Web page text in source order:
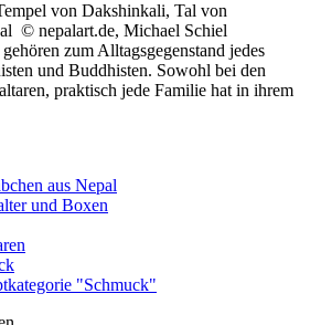
von Dakshinkali, Tal von
© nepalart.de, Michael Schiel
zum Alltagsgegenstand jedes
und Buddhisten. Sowohl bei den
praktisch jede Familie hat in ihrem
aus Nepal
und Boxen
"Schmuck"